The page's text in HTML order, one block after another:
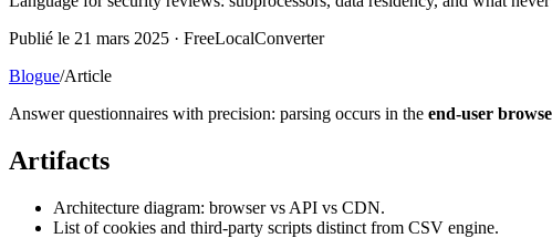
Publié le 21 mars 2025 · FreeLocalConverter
Blogue/Article
Answer questionnaires with precision: parsing occurs in the end-user
Artifacts
Architecture diagram: browser vs API vs CDN.
List of cookies and third-party scripts distinct from CSV engine.